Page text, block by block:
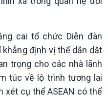
cai tổ chức Diễn đàn
khẳng định vị thế dẫn dắt
trọng cho các nhà lãnh
túc về lộ trình tương lai
xét cụ thể ASEAN có thể